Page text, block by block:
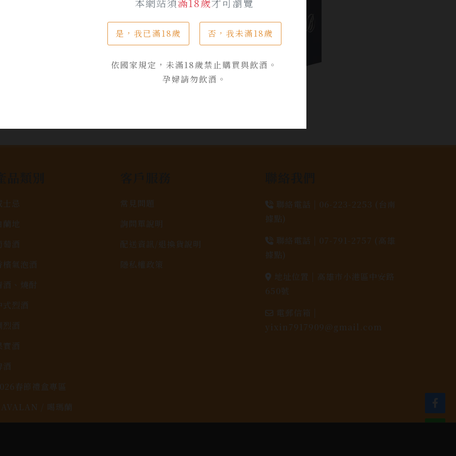
本網站須滿18歲才可瀏覽
是，我已滿18歲 否，我未滿18歲
依國家規定，未滿18歲禁止購買與飲酒。
孕婦請勿飲酒。
士忌
蘭地
萄酒
檳氣泡酒
酒、燒酎
式烈酒
烈酒
實酒
酒
春節禮盒專區
/ 噶瑪蘭
常見問題
詢問單說明
配送資訊/退換貨說明
隱私權政策
聯絡電話 | 06-223-2253 (台南
據點)
聯絡電話 | 07-791-2757 (高雄
據點)
地址位置 | 高雄市小港區中安路
650號
電郵信箱 |
yixin7917909@gmail.com